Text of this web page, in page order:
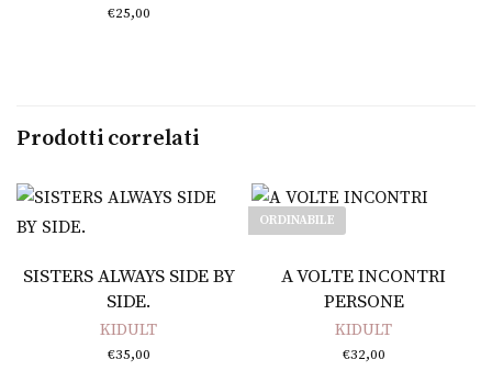
€25,00
Prodotti correlati
SISTERS ALWAYS SIDE BY
SIDE.
KIDULT
€35,00
ORDINABILE
A VOLTE INCONTRI
PERSONE
KIDULT
€32,00